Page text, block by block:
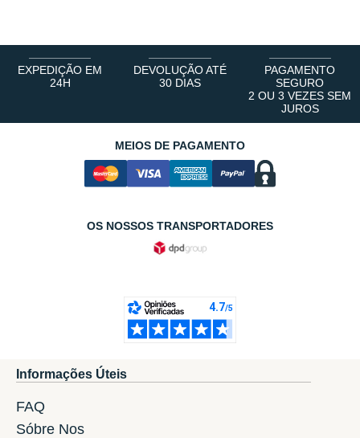
EXPEDIÇÃO EM
24H
DEVOLUÇÃO ATÉ
30 DIAS
PAGAMENTO
SEGURO
2 OU 3 VEZES SEM
JUROS
MEIOS DE PAGAMENTO
OS NOSSOS TRANSPORTADORES
Informações Úteis
FAQ
Sóbre Nos